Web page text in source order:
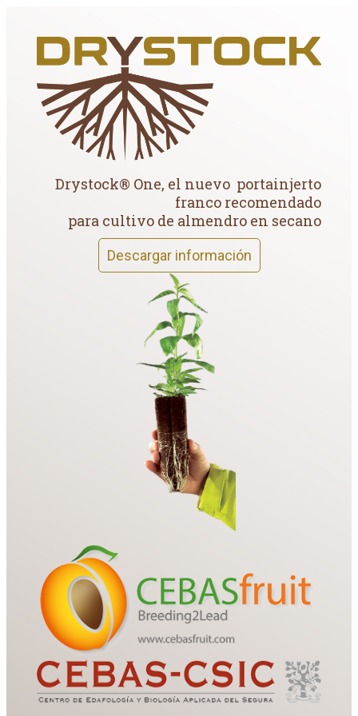
Drystock® One, el nuevo portainjerto
franco recomendado
para cultivo de almendro en secano
Descargar información